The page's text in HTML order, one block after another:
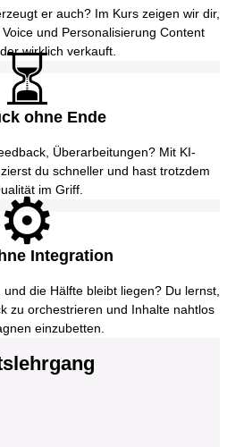
er auch? Im Kurs zeigen wir dir,
und Personalisierung Content
wirklich verkauft.
⏳
ohne Ende
Überarbeitungen? Mit KI-
du schneller und hast trotzdem
im Griff.
Integration
die Hälfte bleibt liegen? Du lernst,
zu orchestrieren und Inhalte nahtlos
einzubetten.